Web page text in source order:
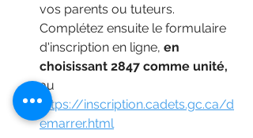
vos parents ou tuteurs.
Complétez ensuite le formulaire
d'inscription en ligne, en
choisissant 2847 comme unité,
au
https://inscription.cadets.gc.ca/d
emarrer.html